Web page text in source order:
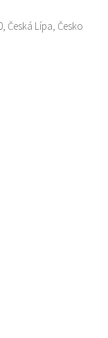
Česká Lípa, Česko